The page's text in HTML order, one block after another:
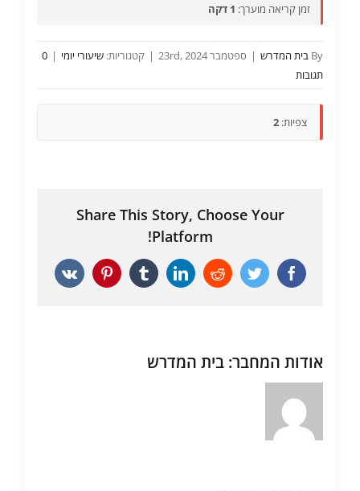
זמן קריאה מוערך: 1 דקה
By בית המדרש | ספטמבר 23rd, 2024 | קטגוריות: שיעורי יומי |
0
תגובות
צפיות: 2
Share This Story, Choose Your
Platform!
Facebook
Twitter
Reddit
LinkedIn
Tumblr
Pinterest
Vk
אודות המחבר: בית המדרש